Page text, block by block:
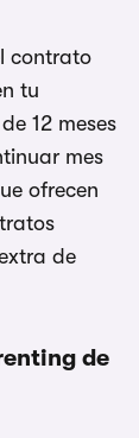
contrato
tu
12 meses
mes
ofrecen
de
de